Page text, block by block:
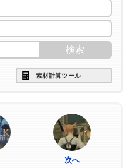
素材計算ツール
次へ